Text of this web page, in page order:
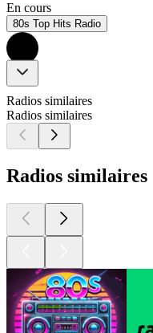
En cours
80s Top Hits Radio
Radios similaires
Radios similaires
Radios similaires